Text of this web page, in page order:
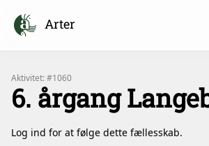
Arter
Aktivitet: #1060
6. årgang
Log ind for at følge dette fællesskab.